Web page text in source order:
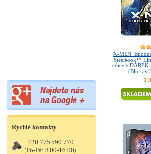
Rychlé kontakty
+420 775 590 770
(Po-Pá: 8.00-16.00)
X-MEN:
Steelbook™
edice +
(Blu-ray
1